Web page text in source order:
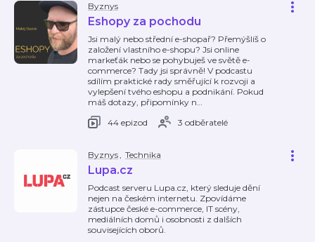
Byznys
Eshopy za pochodu
Jsi malý nebo střední e-shopař? Přemýšlíš o
založení vlastního e-shopu? Jsi online
markeťák nebo se pohybuješ ve světě e-
commerce? Tady jsi správně! V podcastu
sdílím praktické rady směřující k rozvoji a
vylepšení tvého eshopu a podnikání. Pokud
máš dotazy, připomínky n…
44 epizod
3 odběratelé
Byznys, Technika
Lupa.cz
Podcast serveru Lupa.cz, který sleduje dění
nejen na českém internetu. Zpovídáme
zástupce české e-commerce, IT scény,
mediálních domů i osobnosti z dalších
souvisejících oborů.